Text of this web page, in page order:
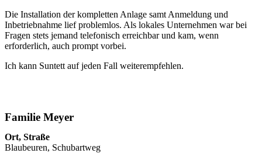
Die Installation der kompletten Anlage samt Anmeldung und
Inbetriebnahme lief problemlos. Als lokales Unternehmen war bei
Fragen stets jemand telefonisch erreichbar und kam, wenn
erforderlich, auch prompt vorbei.
Ich kann Suntett auf jeden Fall weiterempfehlen.
Familie Meyer
Ort, Straße
Blaubeuren, Schubartweg